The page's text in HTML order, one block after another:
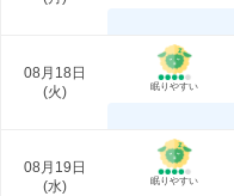
08月18日
(火) 眠りやすい
08月19日
(水) 眠りやすい